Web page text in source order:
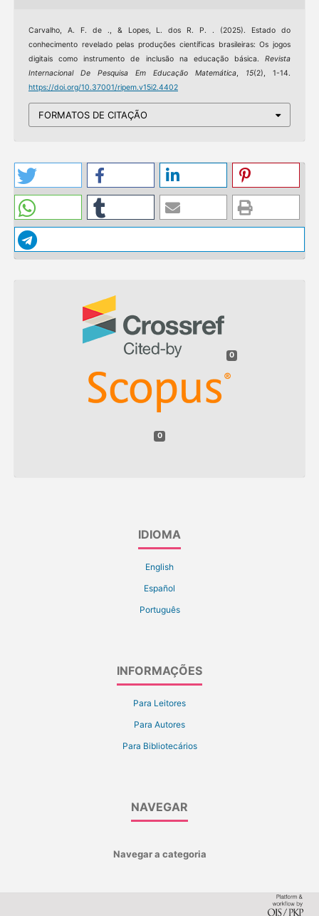
Carvalho, A. F. de ., & Lopes, L. dos R. P. . (2025). Estado do
conhecimento revelado pelas produções científicas brasileiras: Os jogos
digitais como instrumento de inclusão na educação básica.Revista
Internacional De Pesquisa Em Educação Matemática, 15(2), 1-14.
https://doi.org/10.37001/ripem.v15i2.4402
FORMATOS DE CITAÇÃO
0
0
IDIOMA
English
Español
Português
INFORMAÇÕES
Para Leitores
Para Autores
Para Bibliotecários
NAVEGAR
Navegar a categoria